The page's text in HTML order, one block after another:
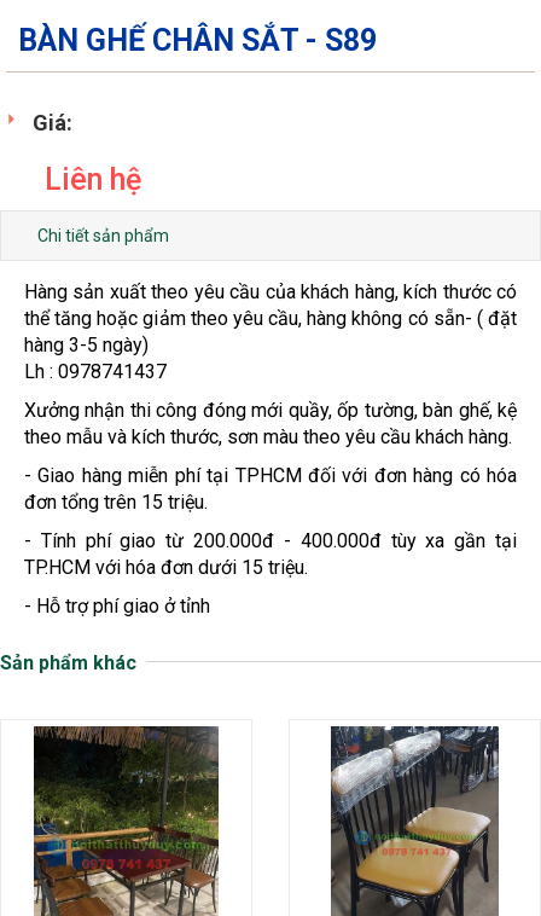
BÀN GHẾ CHÂN SẮT - S89
Giá:
Liên hệ
Chi tiết sản phẩm
Hàng sản xuất theo yêu cầu của khách hàng, kích thước có
thể tăng hoặc giảm theo yêu cầu, hàng không có sẵn- ( đặt
hàng 3-5 ngày)
Lh : 0978741437
Xưởng nhận thi công đóng mới quầy, ốp tường, bàn ghế, kệ
theo mẫu và kích thước, sơn màu theo yêu cầu khách hàng.
- Giao hàng miễn phí tại TPHCM đối với đơn hàng có hóa
đơn tổng trên 15 triệu.
- Tính phí giao từ 200.000đ - 400.000đ tùy xa gần tại
TP.HCM với hóa đơn dưới 15 triệu.
- Hỗ trợ phí giao ở tỉnh
Sản phẩm khác